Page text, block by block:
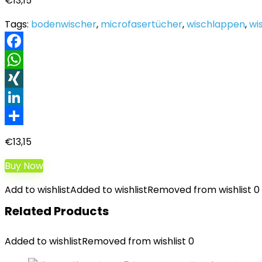
Tags: bodenwischer, microfasertücher,wischlappen,
Facebook
WhatsApp
XING
LinkedIn
€13,15
Buy Now
Add to wishlistAdded to wishlistRemoved from wishlist 0
Related Products
Added to wishlistRemoved from wishlist 0